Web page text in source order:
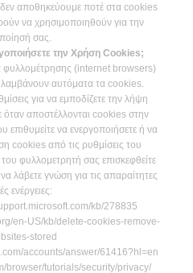
αποθηκεύουμε ποτέ στα cookies
να χρησιμοποιηθούν για την
σας.
την Χρήση Cookies;
φυλλομέτρησης (internet browsers)
λαμβάνουν αυτόματα τα cookies.
για να εμποδίζετε την λήψη
όταν αποστέλλονται cookies στην
να ενεργοποιήσετε ή να
cookies από τις ρυθμίσεις του
φυλλομετρητή σας επισκεφθείτε
λάβετε γνώση για τις απαραίτητες
ενέργειες:
kb/278835
en-US/kb/delete-cookies-remove-
stored
accounts/answer/61416?hl=en
browser/tutorials/security/privacy/